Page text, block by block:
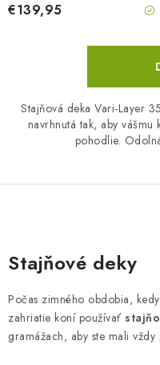
€139,95
Stajňová deka Vari-Layer
navrhnutá tak, aby vášmu
pohodlie.
v
l
á
d
a
Stajňové deky
Počas zimného obdobia,
zahriatie koní používať
gramážach, aby ste mali